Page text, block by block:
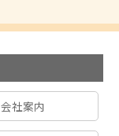
会社案内